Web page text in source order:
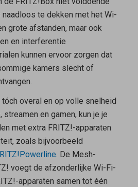
te dekken met het Wi-
grote afstanden, maar ook
en interferentie
kunnen ervoor zorgen dat
kamers slecht of
tóch overal en op volle snelheid
streamen en gamen, kun je je
met extra FRITZ!-apparaten
zoals bijvoorbeeld
. De Mesh-
voegt de afzonderlijke Wi-Fi-
apparaten samen tot één